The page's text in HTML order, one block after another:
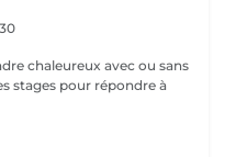
chaleureux avec ou sans
stages pour répondre à